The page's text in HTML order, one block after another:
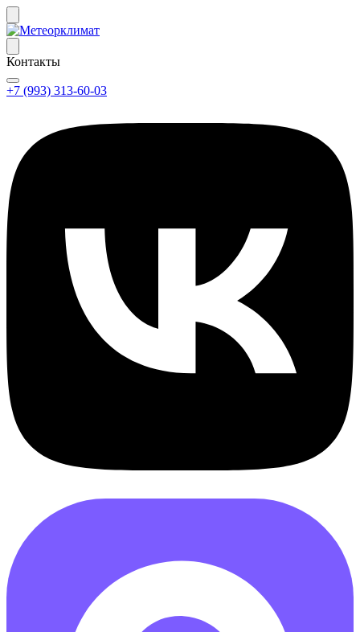
Контакты
+7 (993) 313-60-03